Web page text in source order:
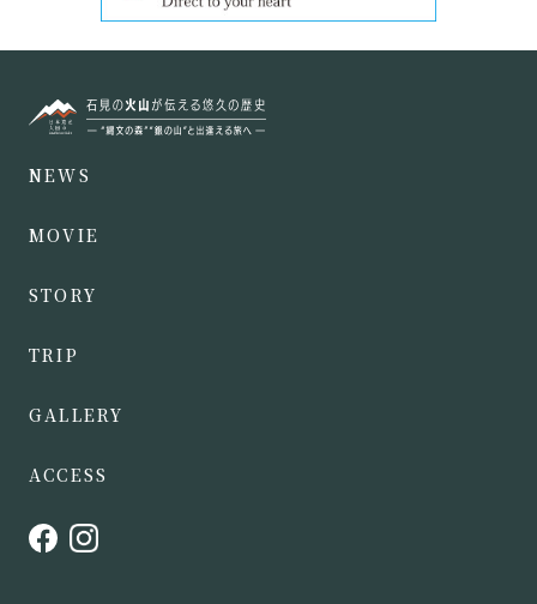
NEWS
MOVIE
STORY
TRIP
GALLERY
ACCESS